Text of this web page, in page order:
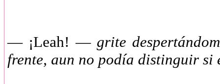
— ¡Leah! —grite
frente, aun no podía distinguir